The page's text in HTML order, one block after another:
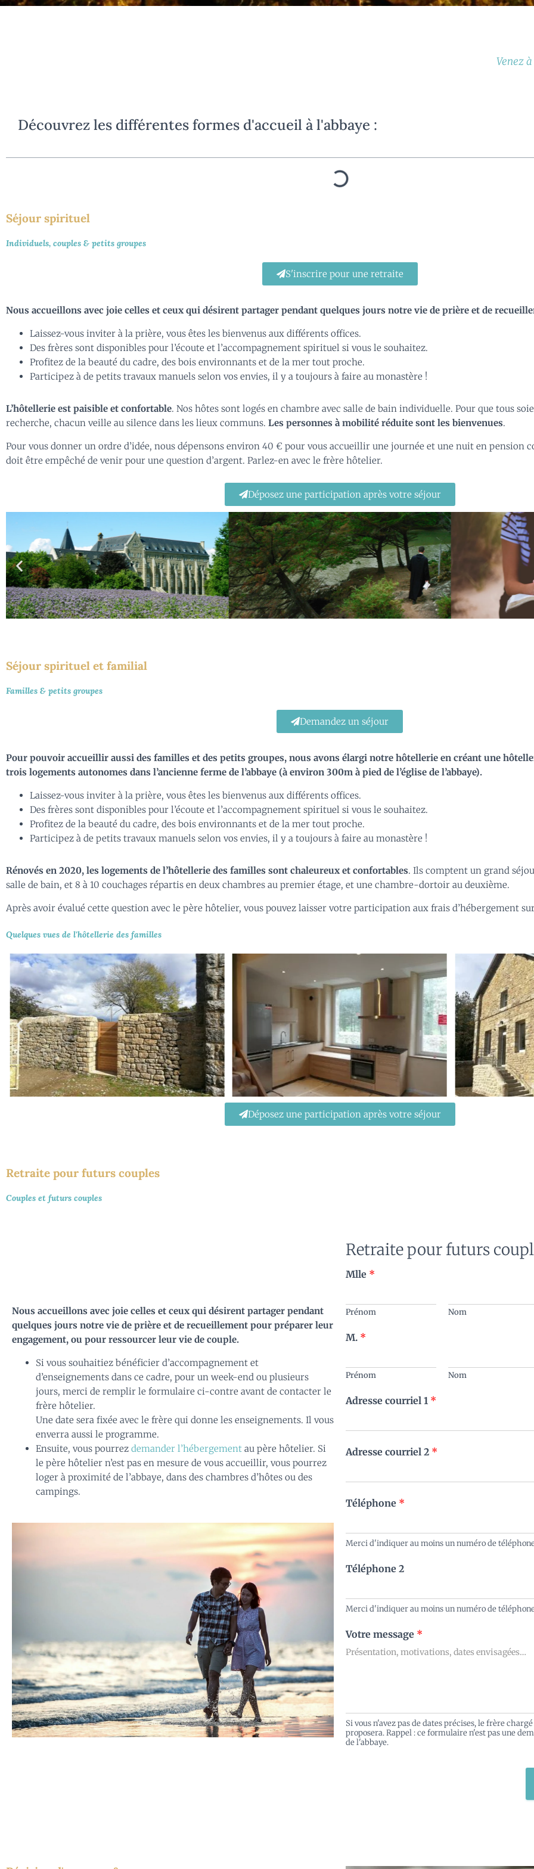
Venez
Découvrez les différentes formes d'accueil à l'abbaye :
Séjour spirituel
Individuels, couples & petits groupes
S'inscrire pour une retraite
Nous accueillons avec joie celles et ceux qui désirent partager pendant quelques jours notre vie de prière et de
Laissez-vous inviter à la prière, vous êtes les bienvenus aux différents offices.
Des frères sont disponibles pour l’écoute et l’accompagnement spirituel si vous le souhaitez.
Profitez de la beauté du cadre, des bois environnants et de la mer tout proche.
Participez à de petits travaux manuels selon vos envies, il y a toujours à faire au monastère !
L’hôtellerie est paisible et confortable. Nos hôtes sont logés en chambre avec salle de bain individuelle. Pour que tous
recherche, chacun veille au silence dans les lieux communs. Les personnes à mobilité réduite sont les bienvenues.
Pour vous donner un ordre d’idée, nous dépensons environ 40 € pour vous accueillir une journée et une nuit en pension
doit être empêché de venir pour une question d’argent. Parlez-en avec le frère hôtelier.
Déposez une participation après votre séjour
Séjour spirituel et familial
Familles & petits groupes
Demandez un séjour
Pour pouvoir accueillir aussi des familles et des petits groupes, nous avons élargi notre hôtellerie en créant une
trois logements autonomes dans l’ancienne ferme de l’abbaye (à environ 300m à pied de l’église de l’abbaye).
Laissez-vous inviter à la prière, vous êtes les bienvenus aux différents offices.
Des frères sont disponibles pour l’écoute et l’accompagnement spirituel si vous le souhaitez.
Profitez de la beauté du cadre, des bois environnants et de la mer tout proche.
Participez à de petits travaux manuels selon vos envies, il y a toujours à faire au monastère !
Rénovés en 2020, les logements de l’hôtellerie des familles sont chaleureux et confortables. Ils comptent un grand
salle de bain, et 8 à 10 couchages répartis en deux chambres au premier étage, et une chambre-dortoir au deuxième.
Après avoir évalué cette question avec le père hôtelier, vous pouvez laisser votre participation aux frais d’hébergement
Quelques vues de l'hôtellerie des familles
Déposez une participation après votre séjour
Retraite pour futurs couples
Couples et futurs couples
Nous accueillons avec joie celles et ceux qui désirent partager pendant
quelques jours notre vie de prière et de recueillement pour préparer leur
engagement, ou pour ressourcer leur vie de couple.
Si vous souhaitiez bénéficier d’accompagnement et
d’enseignements dans ce cadre, pour un week-end ou plusieurs
jours, merci de remplir le formulaire ci-contre avant de contacter le
frère hôtelier.
Une date sera fixée avec le frère qui donne les enseignements. Il vous
enverra aussi le programme.
Ensuite, vous pourrez demander l’hébergement au père hôtelier. Si
le père hôtelier n’est pas en mesure de vous accueillir, vous pourrez
loger à proximité de l’abbaye, dans des chambres d’hôtes ou des
campings.
Retraite pour futurs
Mlle *
Prénom Nom
M. *
Prénom Nom
Adresse courriel 1 *
Adresse courriel 2 *
Téléphone *
Merci d'indiquer au moins un numéro de
Téléphone 2
Merci d'indiquer au moins un numéro de
Votre message *
Si vous n'avez pas de dates précises, le frère
proposera. Rappel : ce formulaire n'est pas une
de l'abbaye.